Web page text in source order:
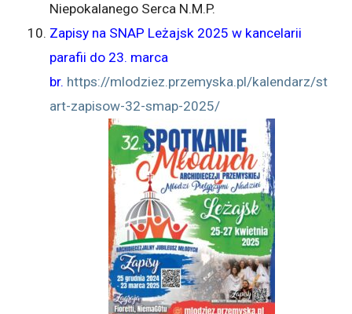
Niepokalanego Serca N.M.P.
Zapisy na SNAP Leżajsk 2025 w kancelarii
parafii do 23. marca
br. https://mlodziez.przemyska.pl/kalendarz/st
art-zapisow-32-smap-2025/